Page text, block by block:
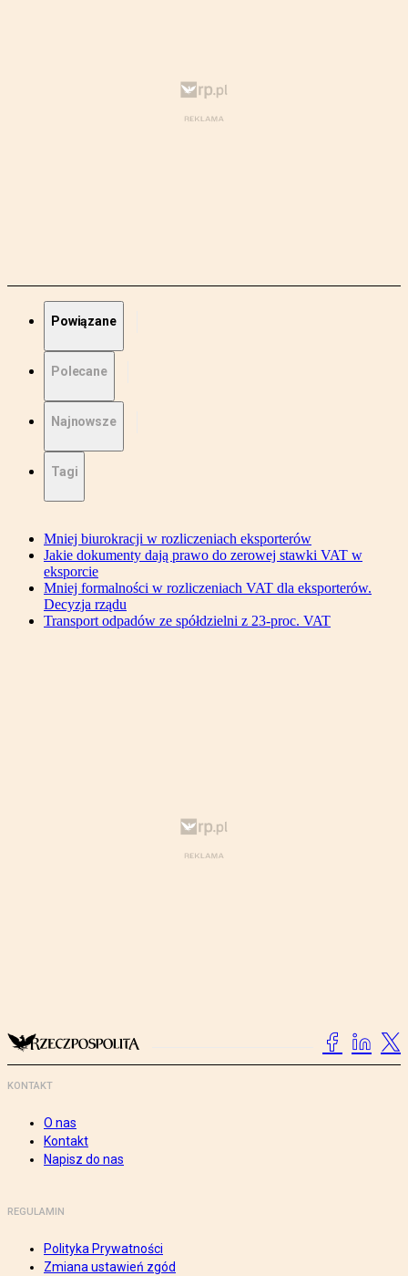
Powiązane
Polecane
Najnowsze
Tagi
Mniej biurokracji w rozliczeniach eksporterów
Jakie dokumenty dają prawo do zerowej stawki VAT w
eksporcie
Mniej formalności w rozliczeniach VAT dla eksporterów.
Decyzja rządu
Transport odpadów ze spółdzielni z 23-proc. VAT
KONTAKT
O nas
Kontakt
Napisz do nas
REGULAMIN
Polityka Prywatności
Zmiana ustawień zgód